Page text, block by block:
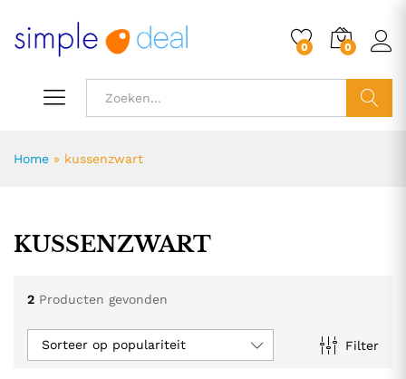
0 0
Home » kussenzwart
KUSSENZWART
2 Producten gevonden
Filter
Sorteer op populariteit